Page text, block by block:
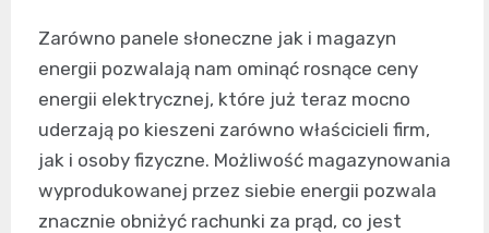
Zarówno panele słoneczne jak i magazyn
energii pozwalają nam ominąć rosnące ceny
energii elektrycznej, które już teraz mocno
uderzają po kieszeni zarówno właścicieli firm,
jak i osoby fizyczne. Możliwość magazynowania
wyprodukowanej przez siebie energii pozwala
znacznie obniżyć rachunki za prąd, co jest